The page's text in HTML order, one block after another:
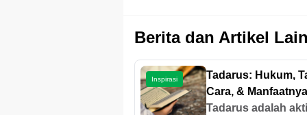
Berita dan Artikel
Inspirasi
Tadarus: Hukum,
Cara, &
Umat Islam
Tadarus adalah